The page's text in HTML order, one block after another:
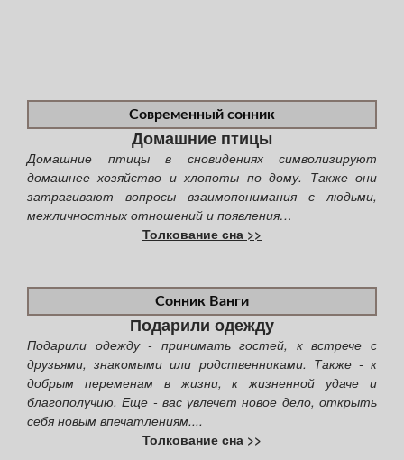
Современный сонник
Домашние птицы
Домашние птицы в сновидениях символизируют
домашнее хозяйство и хлопоты по дому. Также они
затрагивают вопросы взаимопонимания с людьми,
межличностных отношений и появления…
Толкование сна >>
Сонник Ванги
Подарили одежду
Подарили одежду - принимать гостей, к встрече с
друзьями, знакомыми или родственниками. Также - к
добрым переменам в жизни, к жизненной удаче и
благополучию. Еще - вас увлечет новое дело, открыть
себя новым впечатлениям....
Толкование сна >>